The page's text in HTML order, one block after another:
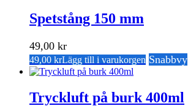
Spetstång 150 mm
49,00 kr
49,00 krLägg till i varukorgen Snabbvy
Tryckluft på burk 400ml